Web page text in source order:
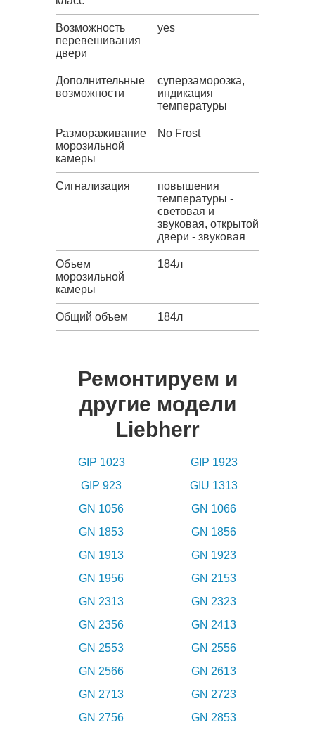
Возможность
перевешивания
двери
yes
Дополнительные
возможности
суперзаморозка,
индикация
температуры
Размораживание
морозильной
камеры
No Frost
Сигнализация
повышения
температуры -
световая и
звуковая, открытой
двери - звуковая
Объем
морозильной
камеры
184л
Общий объем 184л
Ремонтируем и
другие модели
Liebherr
GIP 1023
GIP 1923
GIP 923
GIU 1313
GN 1056
GN 1066
GN 1853
GN 1856
GN 1913
GN 1923
GN 1956
GN 2153
GN 2313
GN 2323
GN 2356
GN 2413
GN 2553
GN 2556
GN 2566
GN 2613
GN 2713
GN 2723
GN 2756
GN 2853